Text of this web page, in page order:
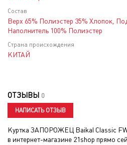
Состав
Верх 65% Полиэстер 35% Хлопок,
Наполнитель 100% Полиэстер
Страна происхождения
КИТАЙ
ОТЗЫВЫ 0
НАПИСАТЬ ОТЗЫВ
Куртка ЗАПОРОЖЕЦ Baikal Classic
в интернет-магазине 21shop прямо